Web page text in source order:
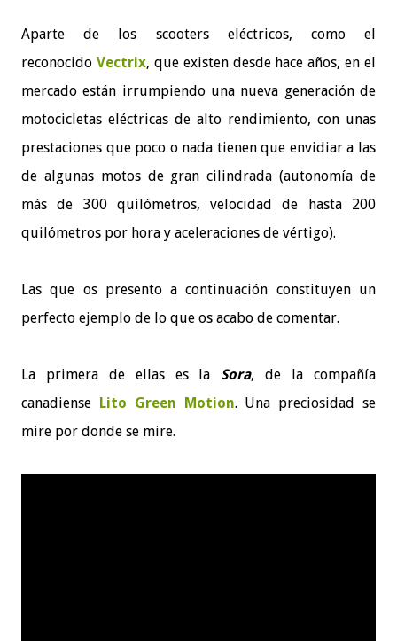
Aparte de los scooters eléctricos, como el
reconocido Vectrix, que existen desde hace años, en el
mercado están irrumpiendo una nueva generación de
motocicletas eléctricas de alto rendimiento, con unas
prestaciones que poco o nada tienen que envidiar a las
de algunas motos de gran cilindrada (autonomía de
más de 300 quilómetros, velocidad de hasta 200
quilómetros por hora y aceleraciones de vértigo).
Las que os presento a continuación constituyen un
perfecto ejemplo de lo que os acabo de comentar.
La primera de ellas es la Sora, de la compañía
canadiense Lito Green Motion. Una preciosidad se
mire por donde se mire.